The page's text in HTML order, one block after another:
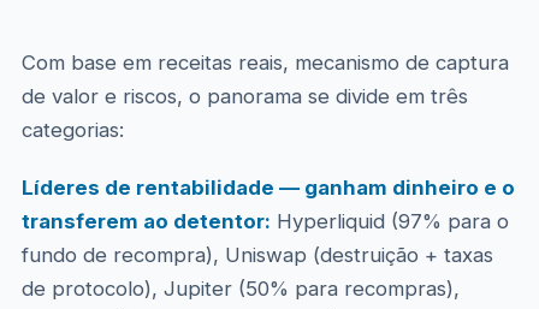
Com base em receitas reais, mecanismo de captura
de valor e riscos, o panorama se divide em três
categorias:
Líderes de rentabilidade — ganham dinheiro e o
transferem ao detentor: Hyperliquid (97% para o
fundo de recompra), Uniswap (destruição + taxas
de protocolo), Jupiter (50% para recompras),